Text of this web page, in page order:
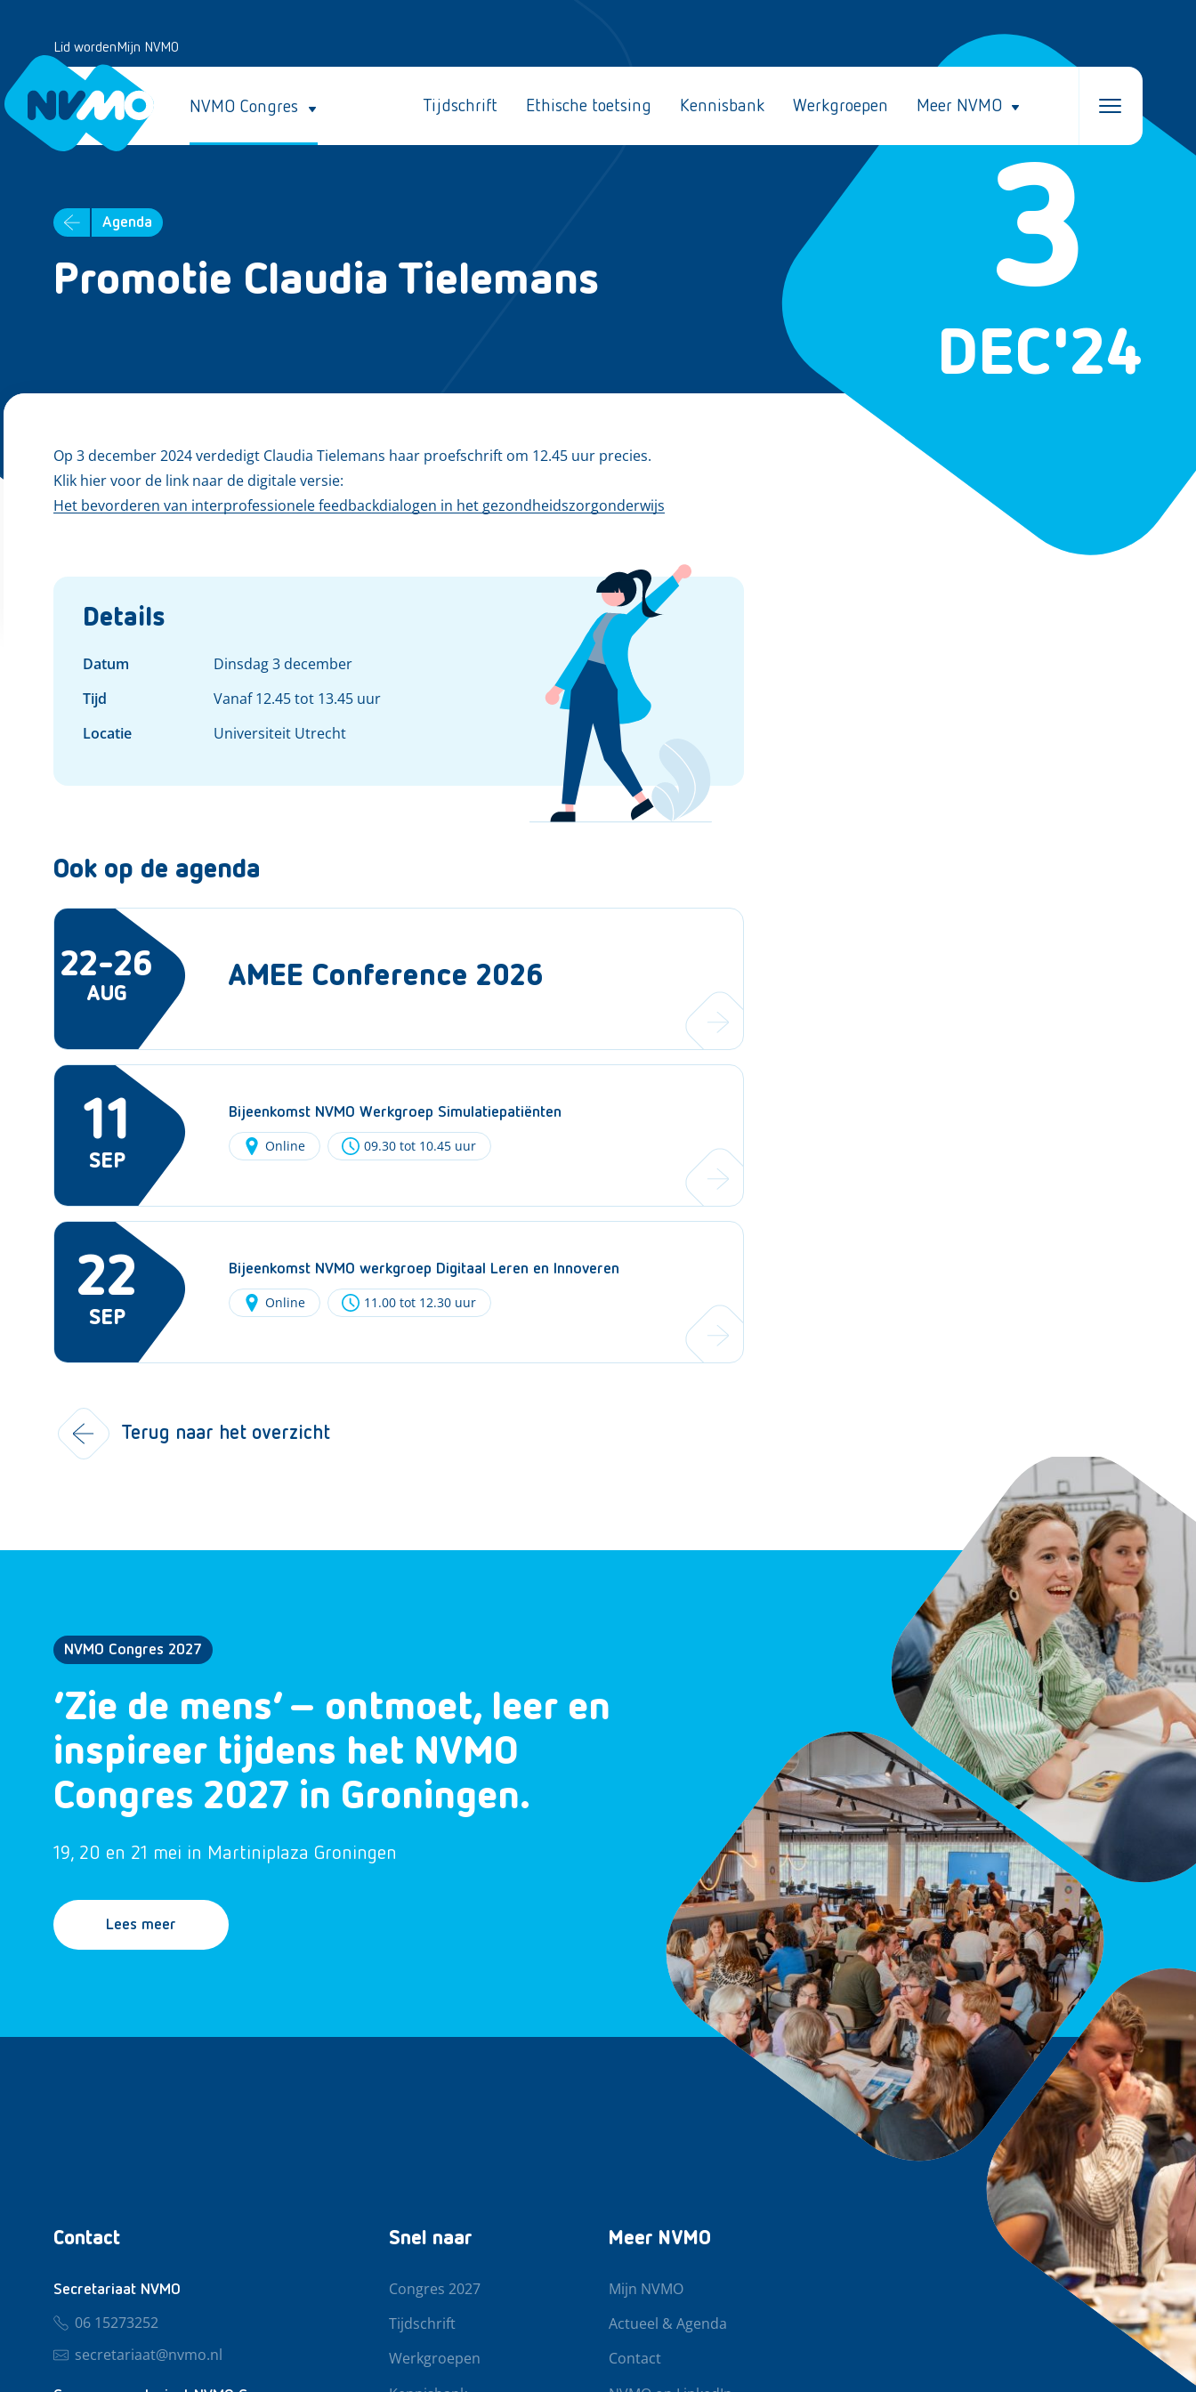
Lid wordenMijn NVMO
NVMO Congres Tijdschrift Ethische toetsing Kennisbank Werkgroepen Meer NVMO
3
DEC'24
Agenda
Promotie Claudia Tielemans
Op 3 december 2024 verdedigt Claudia Tielemans haar proefschrift om 12.45 uur precies.
Klik hier voor de link naar de digitale versie:
Het bevorderen van interprofessionele feedbackdialogen in het gezondheidszorgonderwijs
Details
Datum
Dinsdag 3 december
Tijd
Vanaf 12.45 tot 13.45 uur
Locatie
Universiteit Utrecht
Ook op de agenda
22-26
AUG
AMEE Conference 2026
11
SEP
Bijeenkomst NVMO Werkgroep Simulatiepatiënten
Online 09.30 tot 10.45 uur
22
SEP
Bijeenkomst NVMO werkgroep Digitaal Leren en Innoveren
Online 11.00 tot 12.30 uur
Terug naar het overzicht
NVMO Congres 2027
‘Zie de mens’ – ontmoet, leer en
inspireer tijdens het NVMO
Congres 2027 in Groningen.
19, 20 en 21 mei in Martiniplaza Groningen
Lees meer
Contact
Secretariaat NVMO
06 15273252
secretariaat@nvmo.nl
Snel naar
Congres 2027
Tijdschrift
Werkgroepen
Meer NVMO
Mijn NVMO
Actueel & Agenda
Contact